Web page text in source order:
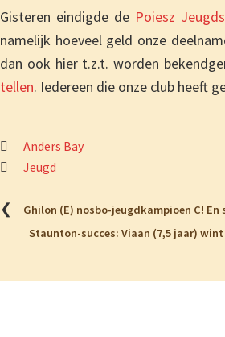
Gisteren eindigde de Poiesz
namelijk hoeveel geld onze
dan ook hier t.z.t. worden
tellen. Iedereen die onze club heeft
Anders Bay
Jeugd
❮
Ghilon (E) nosbo-jeugdkampioen C! En
Staunton-succes: Viaan (7,5 jaar)